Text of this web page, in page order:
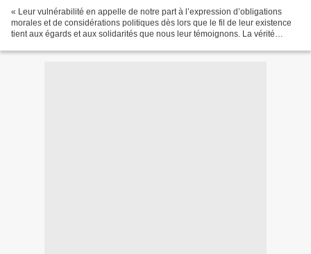
« Leur vulnérabilité en appelle de notre part à l’expression d’obligations
morales et de considérations politiques dès lors que le fil de leur existence
tient aux égards et aux solidarités que nous leur témoignons. La vérité